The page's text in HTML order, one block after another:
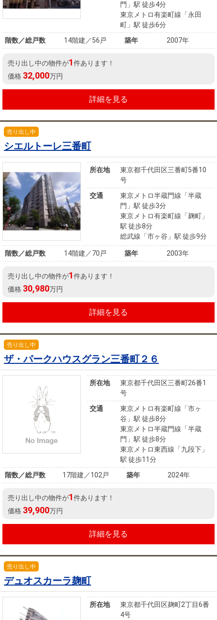
門」駅 徒歩4分
東京メトロ有楽町線「永田
町」駅 徒歩6分
階数／総戸数
14階建／56戸 築年 2007年
売り出し中の物件が1件あります！
価格 32,000万円
詳細を見る
シエルトーレ三番町
売り出し中
所在地
東京都千代田区三番町5番10
号
交通
東京メトロ半蔵門線「半蔵
門」駅 徒歩3分
東京メトロ有楽町線「麹町」
駅 徒歩8分
総武線「市ヶ谷」駅 徒歩9分
階数／総戸数 14階建／70戸 築年 2003年
売り出し中の物件が1件あります！
価格 30,980万円
詳細を見る
ザ・パークハウスグラン三番町２６
売り出し中
所在地
東京都千代田区三番町26番1
号
交通
東京メトロ有楽町線「市ヶ
谷」駅 徒歩8分
東京メトロ半蔵門線「半蔵
門」駅 徒歩8分
東京メトロ東西線「九段下」
駅 徒歩11分
階数／総戸数
17階建／102戸 築年 2024年
売り出し中の物件が1件あります！
価格 39,900万円
詳細を見る
デュオスカーラ麹町
売り出し中
所在地
東京都千代田区麹町2丁目6番
4号